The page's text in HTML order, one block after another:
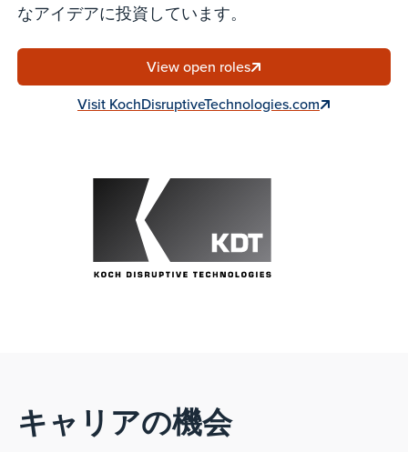
なアイデアに投資しています。
View open roles
Visit KochDisruptiveTechnologies.com
キャリアの機会